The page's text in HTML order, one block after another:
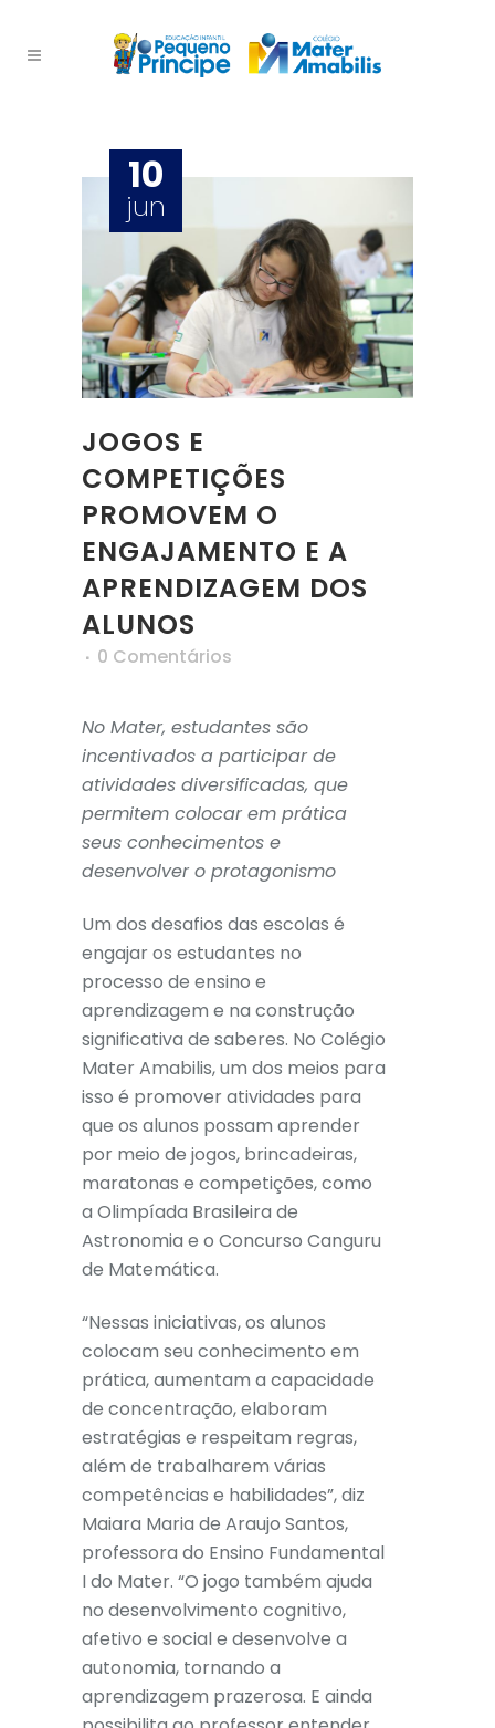
10
jun
JOGOS E
COMPETIÇÕES
PROMOVEM O
ENGAJAMENTO E A
APRENDIZAGEM DOS
ALUNOS
0 Comentários
No Mater, estudantes são
incentivados a participar de
atividades diversificadas, que
permitem colocar em prática
seus conhecimentos e
desenvolver o protagonismo
Um dos desafios das escolas é
engajar os estudantes no
processo de ensino e
aprendizagem e na construção
significativa de saberes. No Colégio
Mater Amabilis, um dos meios para
isso é promover atividades para
que os alunos possam aprender
por meio de jogos, brincadeiras,
maratonas e competições, como
a Olimpíada Brasileira de
Astronomia e o Concurso Canguru
de Matemática.
“Nessas iniciativas, os alunos
colocam seu conhecimento em
prática, aumentam a capacidade
de concentração, elaboram
estratégias e respeitam regras,
além de trabalharem várias
competências e habilidades”, diz
Maiara Maria de Araujo Santos,
professora do Ensino Fundamental
I do Mater. “O jogo também ajuda
no desenvolvimento cognitivo,
afetivo e social e desenvolve a
autonomia, tornando a
aprendizagem prazerosa. E ainda